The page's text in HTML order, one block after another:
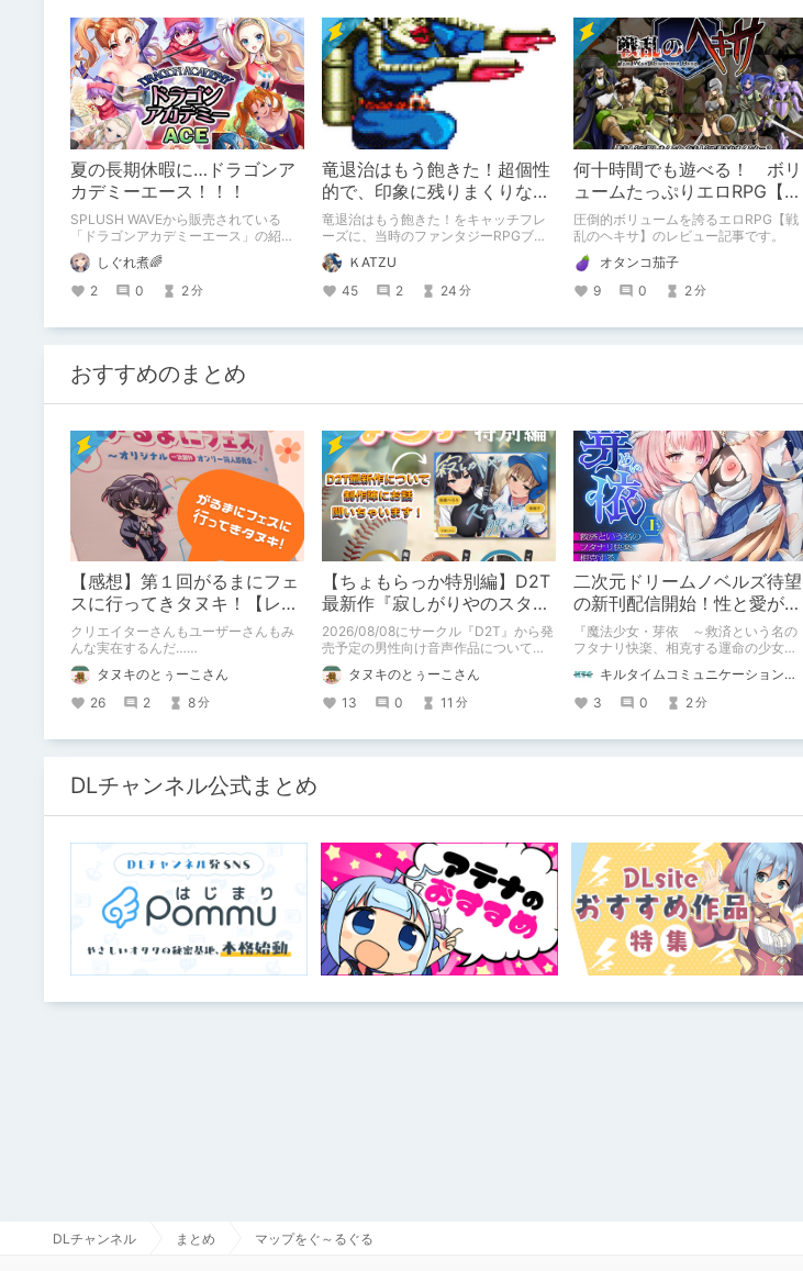
夏の長期休暇に…ドラゴンア
カデミーエース！！！
SPLUSH WAVEから販売されている
「ドラゴンアカデミーエース」の紹介
です。 最後にしぐれ煮からお得情報
が！！？ 最後までお見逃しなく🌟
しぐれ煮🌈
2
0 2分
竜退治はもう飽きた！超個性
的で、印象に残りまくりな敵
役を紹介します！【悪役・敵
キャラ】
竜退治はもう飽きた！をキャッチフレ
ーズに、当時のファンタジーRPGブー
ムに後ろ足で砂をかけた、オンリーワ
ンな世界観と作風が魅力の「メタルマ
ックス」の1～4の中で、ただでさえ、
超個性的な敵キャラクター達の中で
ていきます！
ＫATZU
45
2 24 分
何十時間でも遊べる！ ボリ
ュームたっぷりエロRPG【戦
乱のヘキサ】
圧倒的ボリュームを誇るエロRPG【戦
乱のヘキサ】のレビュー記事です。
オタンコ茄子
9
0 2分
おすすめのまとめ
【感想】第１回がるまにフェ
スに行ってきタヌキ！【レ
ポ】
クリエイターさんもユーザーさんもみ
んな実在するんだ……
タヌキのとぅーこさん
26
2 8分
【ちょもらっか特別編】D2T
最新作『寂しがりやのスター
ダストと触れあって』制作陣
にインタビュー！🎤
2026/08/08にサークル『D2T』から発
売予定の男性向け音声作品について逆
神ラニさんと不束こけしさんにお話聞
いちゃいました！夏コミに関する告知
もあります！
タヌキのとぅーこさん
13
0 11 分
二次元ドリームノベルズ待望
の新刊配信開始！性と愛が渦
巻く、ファンタジー官能小説
開幕！
『魔法少女・芽依 ～救済という名の
フタナリ快楽、相克する運命の少女た
鳩春 一気に上・下巻が同時配信！
キルタイムコミュニケーション（KTC）の作品を一人でも多くの人に知ってほしい人
3
0 2分
DLチャンネル公式まとめ
DLチャンネル まとめ マップをぐ～るぐる